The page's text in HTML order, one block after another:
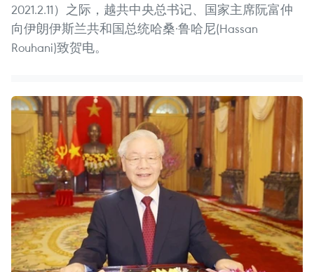
2021.2.11）之际，越共中央总书记、国家主席阮富仲
向伊朗伊斯兰共和国总统哈桑·鲁哈尼(Hassan
Rouhani)致贺电。